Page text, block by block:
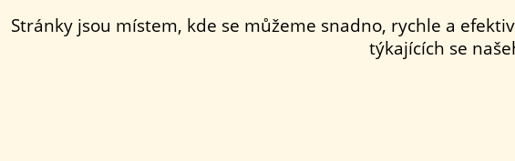
Stránky jsou místem, kde se můžeme snadno, rychle a
týkajících se